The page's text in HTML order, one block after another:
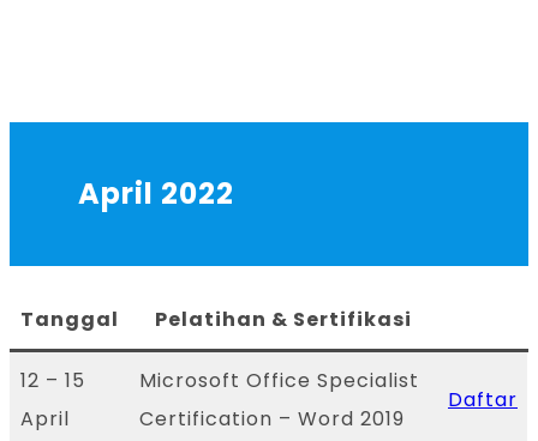
April 2022
Tanggal Pelatihan & Sertifikasi
12 – 15
April
Microsoft Office Specialist
Certification – Word 2019
Daftar